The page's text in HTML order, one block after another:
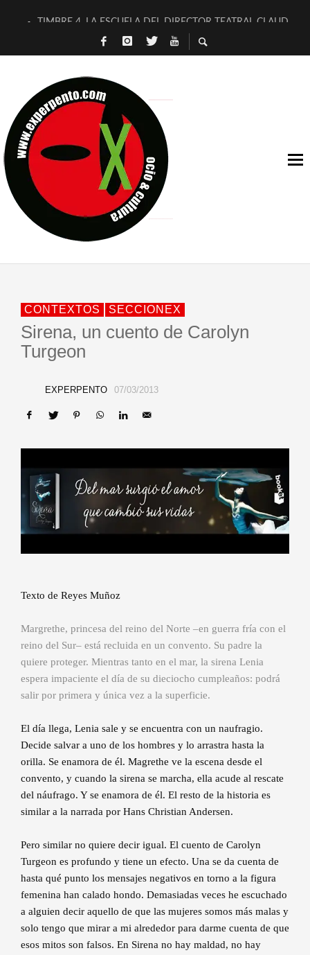
TIMBRE 4, LA ESCUELA DEL DIRECTOR TEATRAL CLAUDIO
30 AÑOS (NO ES NADA) DE LA KATARSIS DEL TOMATAZO
D’BALDOMEROS REINVENTAN [BITÁCORA 3.0] EN EXVITA
MARSHALL FLASH PRESENTA EN EXVITA [RELATIVA
JOFRE BARDAGÍ EN EXVITA INTERPRETANDO A SERRAT
YORCH PRESENTA [CURSO DE ARMONÍA PERSECUTORIA]
MAGALÍ SARE NOS EXPLICA [DESCASADA]
«NO TENGO PUTOS SUEÑOS»
CONTEXTOS SECCIONEX
Sirena, un cuento de Carolyn
Turgeon
EXPERPENTO 07/03/2013
Texto de Reyes Muñoz
Margrethe, princesa del reino del Norte –en guerra fría con el
reino del Sur– está recluida en un convento. Su padre la
quiere proteger. Mientras tanto en el mar, la sirena Lenia
espera impaciente el día de su dieciocho cumpleaños: podrá
salir por primera y única vez a la superficie.
El día llega, Lenia sale y se encuentra con un naufragio.
Decide salvar a uno de los hombres y lo arrastra hasta la
orilla. Se enamora de él. Magrethe ve la escena desde el
convento, y cuando la sirena se marcha, ella acude al rescate
del náufrago. Y se enamora de él. El resto de la historia es
similar a la narrada por Hans Christian Andersen.
Pero similar no quiere decir igual. El cuento de Carolyn
Turgeon es profundo y tiene un efecto. Una se da cuenta de
hasta qué punto los mensajes negativos en torno a la figura
femenina han calado hondo. Demasiadas veces he escuchado
a alguien decir aquello de que las mujeres somos más malas y
solo tengo que mirar a mi alrededor para darme cuenta de que
esos mitos son falsos. En Sirena no hay maldad, no hay